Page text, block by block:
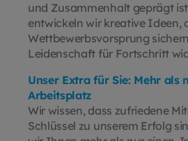
und Zusammenhalt geprägt
entwickeln wir kreative Ideen,
Wettbewerbsvorsprung
Leidenschaft für Fortschritt
Unser Extra für Sie: Mehr als
Arbeitsplatz
Wir wissen, dass zufriedene
Schlüssel zu unserem Erfolg